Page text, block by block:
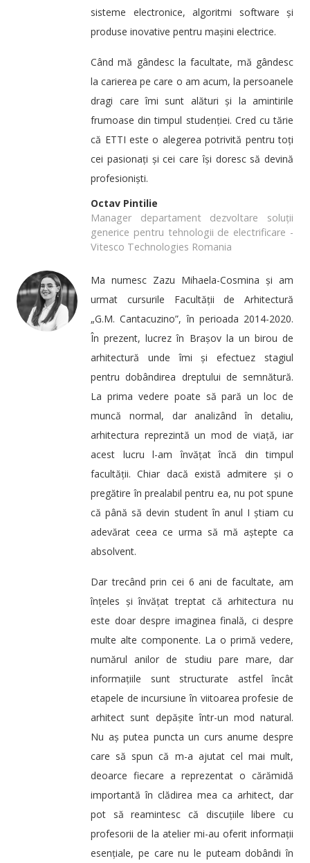
sisteme electronice, algoritmi software și
produse inovative pentru mașini electrice.
Când mă gândesc la facultate, mă gândesc
la carierea pe care o am acum, la persoanele
dragi care îmi sunt alături și la amintirile
frumoase din timpul studenției. Cred cu tărie
că ETTI este o alegerea potrivită pentru toți
cei pasionați și cei care își doresc să devină
profesioniști.
Octav Pintilie
Manager departament dezvoltare soluții
generice pentru tehnologii de electrificare -
Vitesco Technologies Romania
Ma numesc Zazu Mihaela-Cosmina și am
urmat cursurile Facultății de Arhitectură
„G.M. Cantacuzino”, în perioada 2014-2020.
În prezent, lucrez în Brașov la un birou de
arhitectură unde îmi și efectuez stagiul
pentru dobândirea dreptului de semnătură.
La prima vedere poate să pară un loc de
muncă normal, dar analizând în detaliu,
arhitectura reprezintă un mod de viață, iar
acest lucru l-am învățat încă din timpul
facultății. Chiar dacă există admitere și o
pregătire în prealabil pentru ea, nu pot spune
că până să devin student în anul I știam cu
adevărat ceea ce urma să mă aștepte ca
absolvent.
Dar trecând prin cei 6 ani de facultate, am
înțeles și învățat treptat că arhitectura nu
este doar despre imaginea finală, ci despre
multe alte componente. La o primă vedere,
numărul anilor de studiu pare mare, dar
informațiile sunt structurate astfel încât
etapele de incursiune în viitoarea profesie de
arhitect sunt depășite într-un mod natural.
Nu aș putea puncta un curs anume despre
care să spun că m-a ajutat cel mai mult,
deoarce fiecare a reprezentat o cărămidă
importantă în clădirea mea ca arhitect, dar
pot să reamintesc că discuțiile libere cu
profesorii de la atelier mi-au oferit informații
esențiale, pe care nu le puteam dobândi în